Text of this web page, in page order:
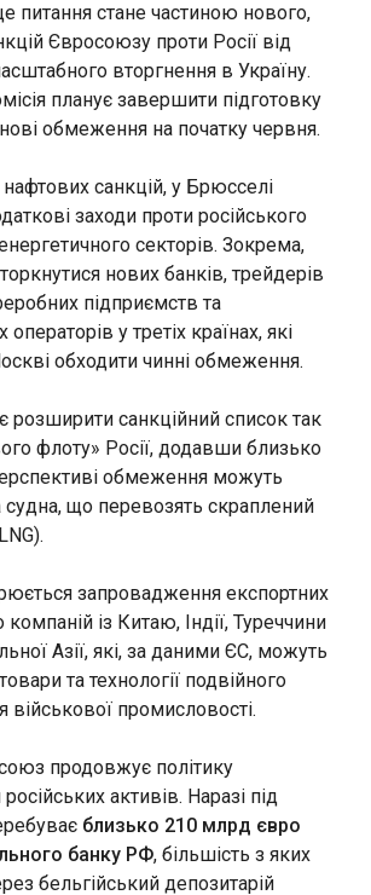
не плануються. Про це
повідомляє НЕК "Укренерго".
"Завтра, у суботу,
застосування заходів
обмеження не планується", –
йдеться у повідомленні.
посівна, аграрії
від прогнозованих площ
посівна - 2026. Аграрії
засіяли 5,84 млн га зернових
та зернобобових культур, що
становить 97% від
прогнозованих площ. Про це
повідомили в Міністерстві
поскаржилася прем’єру
через будівництво
заводу
питання стане частиною нового,
Євросоюзу проти Росії від
вторгнення в Україну.
планує завершити підготовку
обмеження на початку червня.
санкцій, у Брюсселі
заходи проти російського
секторів. Зокрема,
нових банків, трейдерів
підприємств та
у третіх країнах, які
обходити чинні обмеження.
розширити санкційний список так
флоту» Росії, додавши близько
обмеження можуть
судна, що перевозять скраплений
запровадження експортних
із Китаю, Індії, Туреччини
Азії, які, за даними ЄС, можуть
та технології подвійного
військової промисловості.
продовжує політику
активів. Наразі під
близько 210 млрд євро
банку РФ, більшість з яких
бельгійський депозитарій